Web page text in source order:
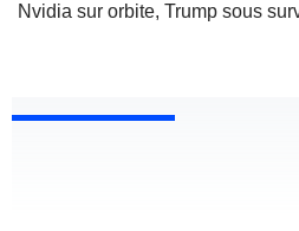
Nvidia sur orbite, Trump sous